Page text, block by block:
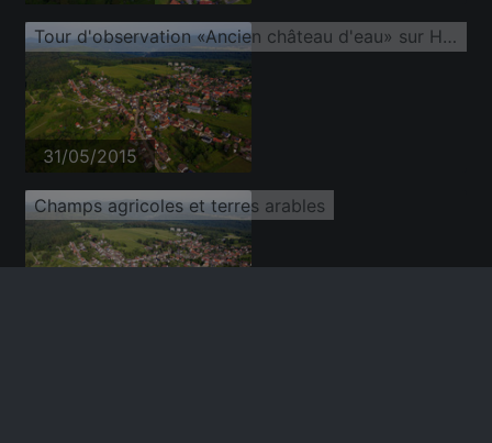
Tour d'observation «Ancien château d'eau» sur Höhenstraße
31/05/2015
Champs agricoles et terres arables